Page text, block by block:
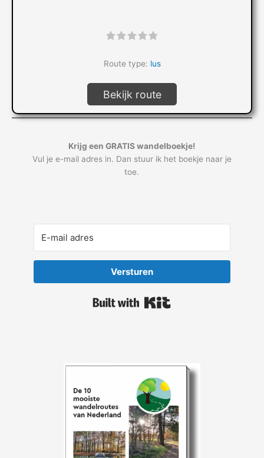
Route type: lus
Bekijk route
Krijg een GRATIS wandelboekje!
Vul je e-mail adres in. Dan stuur ik het boekje naar je
toe.
Versturen